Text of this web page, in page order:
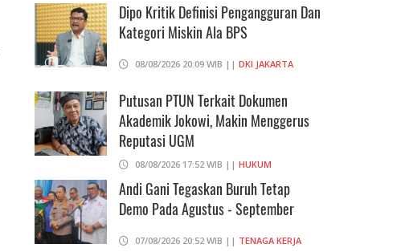
Dipo Kritik Definisi Pengangguran Dan
Kategori Miskin Ala BPS
08/08/2026 20:09 WIB || DKI JAKARTA
Putusan PTUN Terkait Dokumen
Akademik Jokowi, Makin Menggerus
Reputasi UGM
08/08/2026 17:52 WIB || HUKUM
Andi Gani Tegaskan Buruh Tetap
Demo Pada Agustus - September
07/08/2026 20:52 WIB || TENAGA KERJA